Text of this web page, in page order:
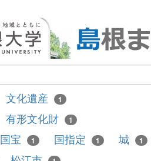
文化遺産 1
有形文化財 1
国宝 1 国指定 1 城 1